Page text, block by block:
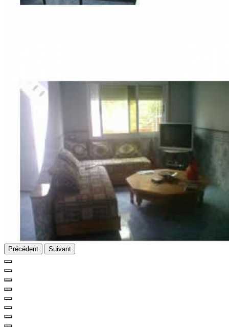
Précédent Suivant